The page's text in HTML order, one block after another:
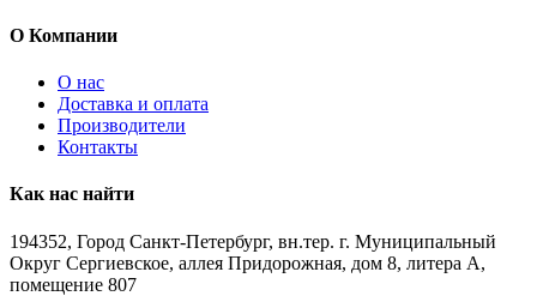
О Компании
О нас
Доставка и оплата
Производители
Контакты
Как нас найти
194352, Город Санкт-Петербург, вн.тер. г. Муниципальный
Округ Сергиевское, аллея Придорожная, дом 8, литера А,
помещение 807